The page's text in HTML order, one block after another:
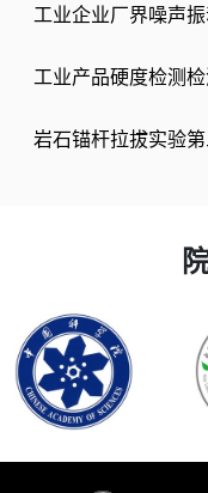
工业企业厂界噪声
工业产品硬度检测
岩石锚杆拉拔实验